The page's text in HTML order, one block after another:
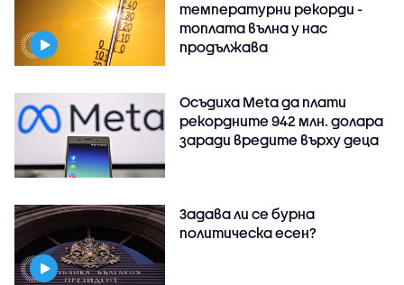
температурни рекорди -
топлата вълна у нас
продължава
Осъдиха Meta да плати
рекордните 942 млн. долара
заради вредите върху деца
Задава ли се бурна
политическа есен?